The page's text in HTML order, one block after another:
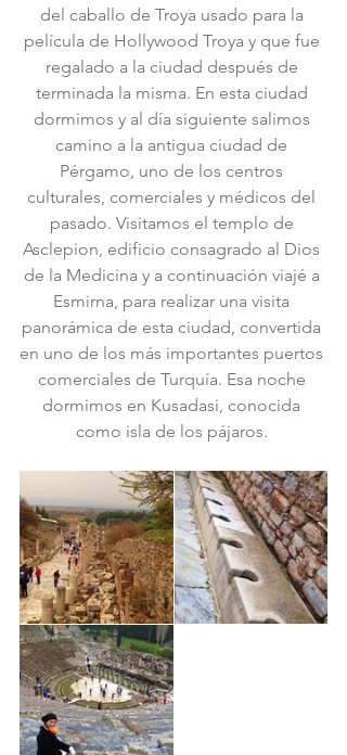
del caballo de Troya usado para la
película de Hollywood Troya y que fue
regalado a la ciudad después de
terminada la misma. En esta ciudad
dormimos y al día siguiente salimos
camino a la antigua ciudad de
Pérgamo, uno de los centros
culturales, comerciales y médicos del
pasado. Visitamos el templo de
Asclepion, edificio consagrado al Dios
de la Medicina y a continuación viajé a
Esmirna, para realizar una visita
panorámica de esta ciudad, convertida
en uno de los más importantes puertos
comerciales de Turquía. Esa noche
dormimos en Kusadasi, conocida
como isla de los pájaros.